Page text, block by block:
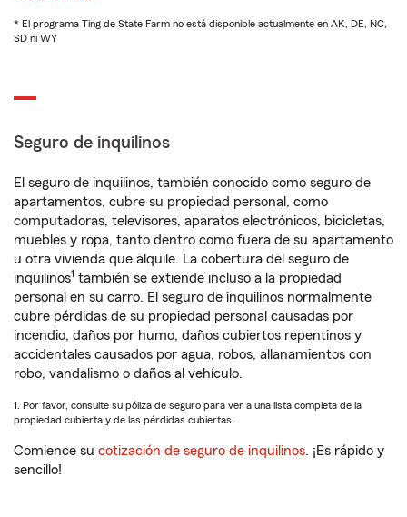
* El programa Ting de State Farm no está disponible actualmente en AK, DE, NC,
SD ni WY
Seguro de inquilinos
El seguro de inquilinos, también conocido como seguro de
apartamentos, cubre su propiedad personal, como
computadoras, televisores, aparatos electrónicos, bicicletas,
muebles y ropa, tanto dentro como fuera de su apartamento
u otra vivienda que alquile. La cobertura del seguro de
inquilinos1 también se extiende incluso a la propiedad
personal en su carro. El seguro de inquilinos normalmente
cubre pérdidas de su propiedad personal causadas por
incendio, daños por humo, daños cubiertos repentinos y
accidentales causados por agua, robos, allanamientos con
robo, vandalismo o daños al vehículo.
1. Por favor, consulte su póliza de seguro para ver a una lista completa de la
propiedad cubierta y de las pérdidas cubiertas.
Comience su cotización de seguro de inquilinos. ¡Es rápido y
sencillo!